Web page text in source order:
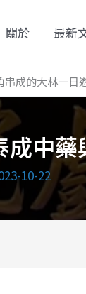
關於 最新
成的大林一日
中
10-22